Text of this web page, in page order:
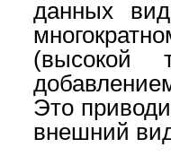
данных
(высокой
Это
внешний